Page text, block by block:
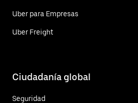
Uber para Empresas
Uber Freight
Ciudadanía global
Seguridad